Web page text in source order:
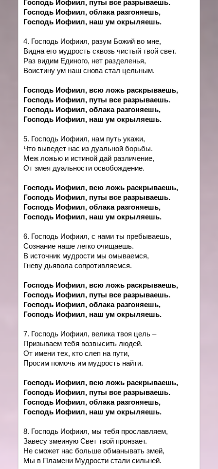
Господь Иофиил, путы все разрываешь.
Господь Иофиил, облака разгоняешь,
Господь Иофиил, наш ум окрыляешь.
4. Господь Иофиил, разум Божий во мне,
Видна его мудрость сквозь чистый твой свет.
Раз видим Единого, нет разделенья,
Воистину ум наш снова стал цельным.
Господь Иофиил, всю ложь раскрываешь,
Господь Иофиил, путы все разрываешь.
Господь Иофиил, облака разгоняешь,
Господь Иофиил, наш ум окрыляешь.
5. Господь Иофиил, нам путь укажи,
Что выведет нас из дуальной борьбы.
Меж ложью и истиной дай различение,
От змея дуальности освобождение.
Господь Иофиил, всю ложь раскрываешь,
Господь Иофиил, путы все разрываешь.
Господь Иофиил, облака разгоняешь,
Господь Иофиил, наш ум окрыляешь.
6. Господь Иофиил, с нами ты пребываешь,
Сознание наше легко очищаешь.
В источник мудрости мы омываемся,
Гневу дьявола сопротивляемся.
Господь Иофиил, всю ложь раскрываешь,
Господь Иофиил, путы все разрываешь.
Господь Иофиил, облака разгоняешь,
Господь Иофиил, наш ум окрыляешь.
7. Господь Иофиил, велика твоя цель –
Призываем тебя возвысить людей.
От имени тех, кто слеп на пути,
Просим помочь им мудрость найти.
Господь Иофиил, всю ложь раскрываешь,
Господь Иофиил, путы все разрываешь.
Господь Иофиил, облака разгоняешь,
Господь Иофиил, наш ум окрыляешь.
8. Господь Иофиил, мы тебя прославляем,
Завесу змеиную Свет твой пронзает.
Не сможет нас больше обманывать змей,
Мы в Пламени Мудрости стали сильней.